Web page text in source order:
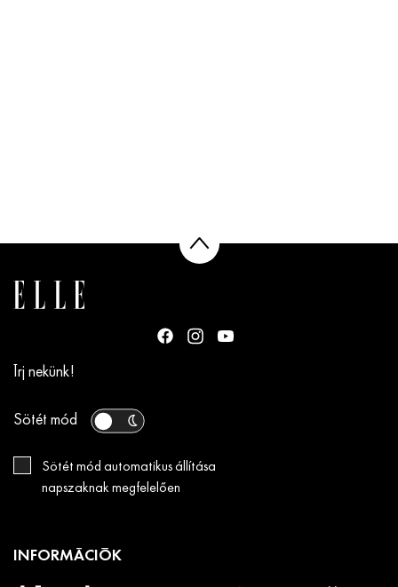
Írj nekünk!
Sötét mód
Sötét mód automatikus állítása
napszaknak megfelelően
INFORMÁCIÓK